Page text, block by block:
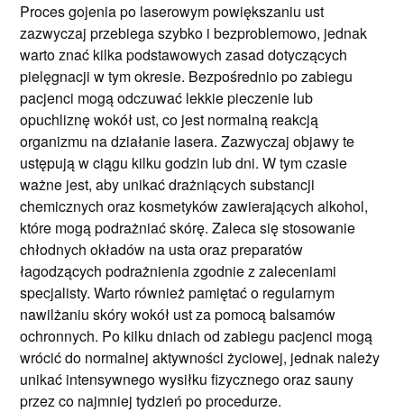
Proces gojenia po laserowym powiększaniu ust
zazwyczaj przebiega szybko i bezproblemowo, jednak
warto znać kilka podstawowych zasad dotyczących
pielęgnacji w tym okresie. Bezpośrednio po zabiegu
pacjenci mogą odczuwać lekkie pieczenie lub
opuchliznę wokół ust, co jest normalną reakcją
organizmu na działanie lasera. Zazwyczaj objawy te
ustępują w ciągu kilku godzin lub dni. W tym czasie
ważne jest, aby unikać drażniących substancji
chemicznych oraz kosmetyków zawierających alkohol,
które mogą podrażniać skórę. Zaleca się stosowanie
chłodnych okładów na usta oraz preparatów
łagodzących podrażnienia zgodnie z zaleceniami
specjalisty. Warto również pamiętać o regularnym
nawilżaniu skóry wokół ust za pomocą balsamów
ochronnych. Po kilku dniach od zabiegu pacjenci mogą
wrócić do normalnej aktywności życiowej, jednak należy
unikać intensywnego wysiłku fizycznego oraz sauny
przez co najmniej tydzień po procedurze.